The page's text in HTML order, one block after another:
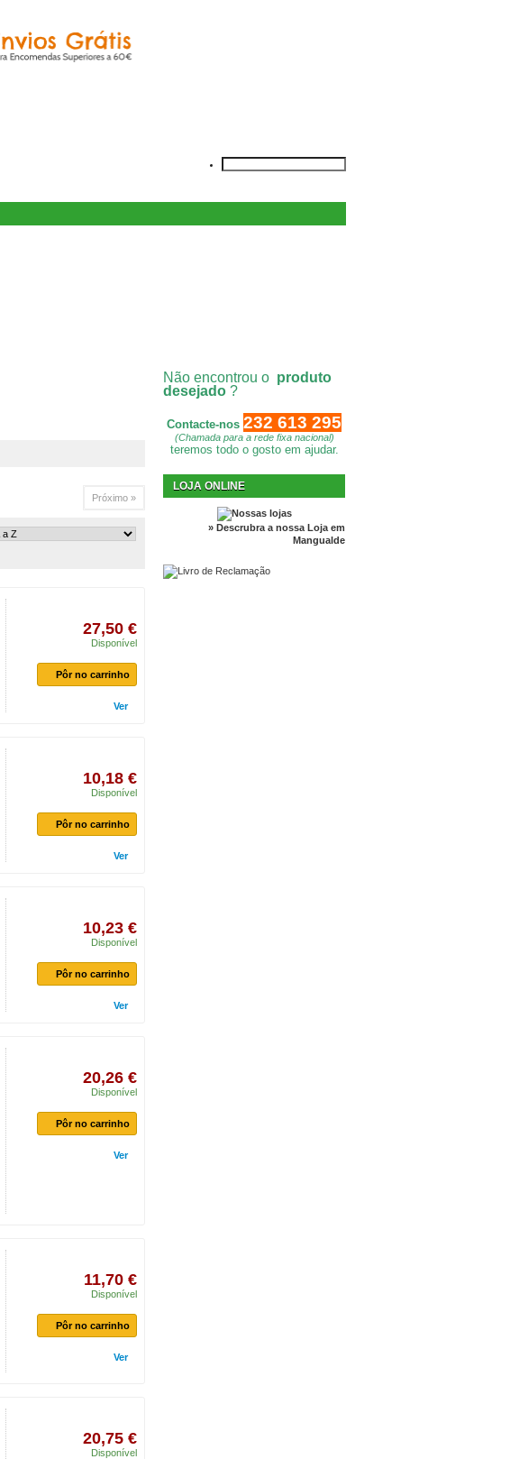
Próximo »
27,50 €
Disponível
Pôr no carrinho
Ver
10,18 €
Disponível
Pôr no carrinho
Ver
10,23 €
Disponível
Pôr no carrinho
Ver
20,26 €
Disponível
Pôr no carrinho
Ver
11,70 €
Disponível
Pôr no carrinho
Ver
20,75 €
Disponível
Não encontrou o produto
desejado ?
Contacte-nos 232 613 295
(Chamada para a rede fixa nacional)
teremos todo o gosto em ajudar.
LOJA ONLINE
» Descrubra a nossa Loja em
Mangualde